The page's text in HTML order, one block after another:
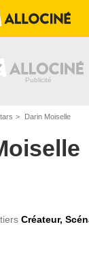
Darin Moiselle
Créateur,